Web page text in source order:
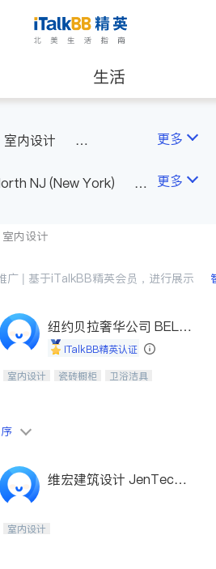
生活
房地产租售
教育
非盈利组织
室内设计
地板建材
更多
NJ (New York)
更多
室内设计
广 | 基于iTalkBB精英会员，进行展示
纽约贝拉奢华公司 BELL
A LUXE
iTalkBB精英认证
设计、制造、安装一体化，打造高端定
室内设计 瓷砖橱柜
卫浴洁具
维宏建筑设计 JenTech I
室内设计